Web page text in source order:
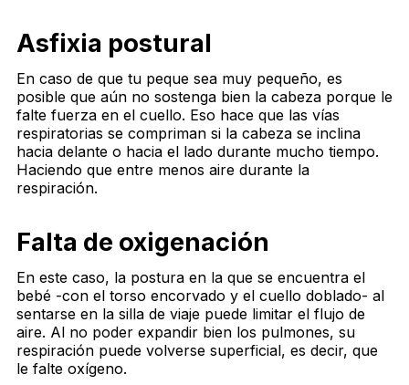
Asfixia postural
En caso de que tu peque sea muy pequeño, es
posible que aún no sostenga bien la cabeza porque le
falte fuerza en el cuello. Eso hace que las vías
respiratorias se compriman si la cabeza se inclina
hacia delante o hacia el lado durante mucho tiempo.
Haciendo que entre menos aire durante la
respiración.
Falta de oxigenación
En este caso, la postura en la que se encuentra el
bebé -con el torso encorvado y el cuello doblado- al
sentarse en la silla de viaje puede limitar el flujo de
aire. Al no poder expandir bien los pulmones, su
respiración puede volverse superficial, es decir, que
le falte oxígeno.